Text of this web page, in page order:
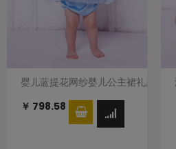
婴儿蓝提花网纱婴儿公主裙礼服裙
￥ 798.58